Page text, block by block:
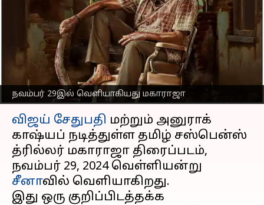
நவம்பர் 29இல் வெளியாகியது மகாராஜா
இந்திய திரைப்படம்;
நவம்பர் 29இல்
வெளியாகியது மகாராஜா
Sekar Chinnappan Nov 26, 2024 05:07 pm
செய்தி முன்னோட்டம்
விஜய் சேதுபதி மற்றும் அனுராக்
காஷ்யப் நடித்துள்ள தமிழ் சஸ்பென்ஸ்
த்ரில்லர் மகாராஜா திரைப்படம்,
நவம்பர் 29, 2024 வெள்ளியன்று
சீனாவில் வெளியாகிறது.
இது ஒரு குறிப்பிடத்தக்க